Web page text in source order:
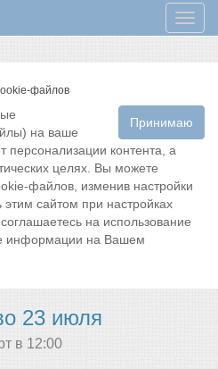
Меню
файлов
Принимаю
на ваше
персонализации контента, а
целях. Вы можете
файлов, изменив настройки
сайтом при настройках
на использование
информации на Вашем
23 июля
в 12:00